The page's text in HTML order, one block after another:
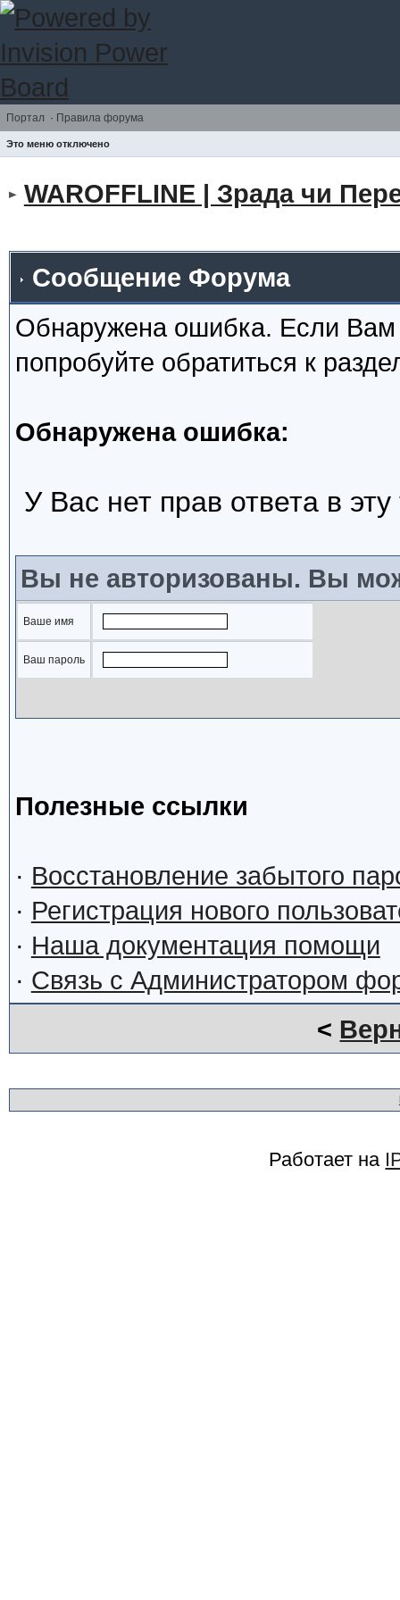
Портал · Правила форума
Это меню отключено
WAROFFLINE | Зрада чи
Сообщение Форума
Обнаружена ошибка. Если
попробуйте обратиться к
Обнаружена ошибка:
У Вас нет прав ответа в
Вы не авторизованы. Вы
Ваше имя
Ваш пароль
Полезные ссылки
· Восстановление забытого
· Регистрация нового
· Наша документация помощи
· Связь с Администратором
<
Работает на